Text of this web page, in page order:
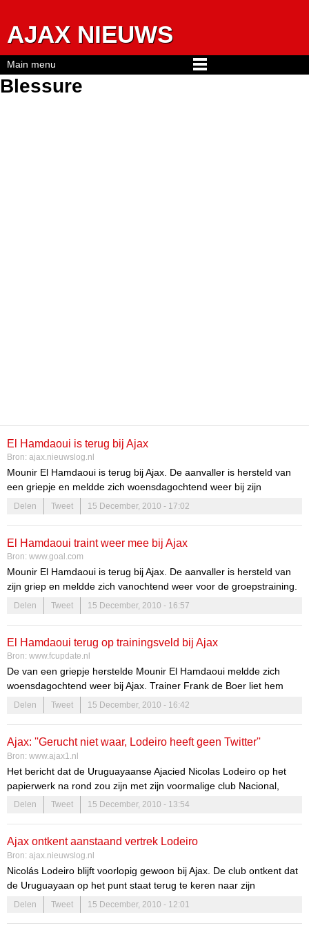
AJAX NIEUWS
Blessure
El Hamdaoui is terug bij Ajax
Bron: ajax.nieuwslog.nl
Mounir El Hamdaoui is terug bij Ajax. De aanvaller is hersteld van
een griepje en meldde zich woensdagochtend weer bij zijn
werkgever. Trainer Frank de Boer liet hem nog niet aan de
groepstraining deelnemen. El Hamdaoui oefende individueel.
Delen Tweet 15 December, 2010 - 17:02
El Hamdaoui traint weer mee bij Ajax
Bron: www.goal.com
Mounir El Hamdaoui is terug bij Ajax. De aanvaller is hersteld van
zijn griep en meldde zich vanochtend weer voor de groepstraining.
Delen Tweet 15 December, 2010 - 16:57
El Hamdaoui terug op trainingsveld bij Ajax
Bron: www.fcupdate.nl
De van een griepje herstelde Mounir El Hamdaoui meldde zich
woensdagochtend weer bij Ajax. Trainer Frank de Boer liet hem
nog niet aan de groepstraining deelnemen. De aanvaller oefende
individueel.
Delen Tweet 15 December, 2010 - 16:42
Ajax: ''Gerucht niet waar, Lodeiro heeft geen Twitter''
Bron: www.ajax1.nl
Het bericht dat de Uruguayaanse Ajacied Nicolas Lodeiro op het
papierwerk na rond zou zijn met zijn voormalige club Nacional,
berust op een misverstand.
Verschillende media meldden woensdagochtend dat Lodeiro op zijn
persoonlijke Twitter-account melding maakte van het feit dat een
terugkeer bij Nacional op een haar na beklonken was. Navraag bij
Ajax leert echter dat van een vertrek van de middenvelder geen
sprake is.
Delen Tweet 15 December, 2010 - 13:54
Ajax ontkent aanstaand vertrek Lodeiro
Bron: ajax.nieuwslog.nl
Nicolás Lodeiro blijft voorlopig gewoon bij Ajax. De club ontkent dat
de Uruguayaan op het punt staat terug te keren naar zijn
vaderland.
Lodeiro maakte daar eerder op de woensdag zelf melding van op
Delen Tweet 15 December, 2010 - 12:01
Main menu